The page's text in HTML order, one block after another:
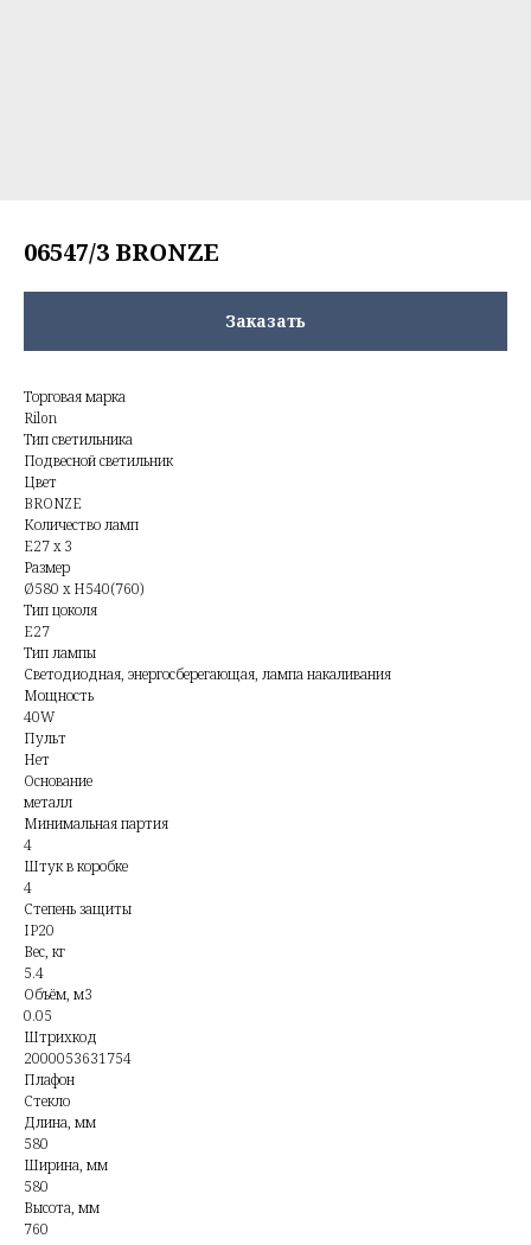
06547/3 BRONZE
Заказать
Торговая марка
Rilon
Тип светильника
Подвесной светильник
Цвет
BRONZE
Количество ламп
E27 x 3
Размер
Ø580 x H540(760)
Тип цоколя
E27
Тип лампы
Светодиодная, энергосберегающая, лампа накаливания
Мощность
40W
Пульт
Нет
Основание
металл
Минимальная партия
4
Штук в коробке
4
Степень защиты
IP20
Вес, кг
5.4
Объём, м3
0.05
Штрихкод
2000053631754
Плафон
Стекло
Длина, мм
580
Ширина, мм
580
Высота, мм
760